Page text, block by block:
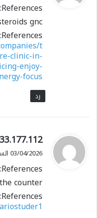
ل
References:
gnc
References:
t
clinic-in-
enjoy-
focus/
رد
ي
ق
ل
03/04/2026 الساعة 18:44
References:
counter
References: